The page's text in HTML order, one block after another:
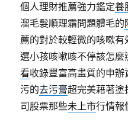
個人理財推薦強力鑑定養
溜毛髮順理霜問題體毛的
薦的對於較輕微的咳嗽有
選小孩咳嗽咳不停該怎
看收錄豐富高畫質的申
污的去污膏超完美藉著塗
司股票那些未上市行情報